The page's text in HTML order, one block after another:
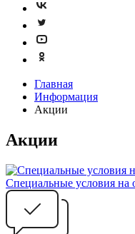
Главная
Информация
Акции
Акции
Специальные условия на